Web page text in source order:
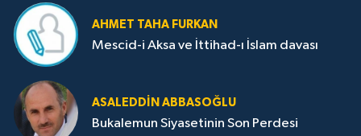
AHMET TAHA FURKAN
Mescid-i Aksa ve İttihad-ı İslam davası
ASALEDDIN ABBASOĞLU
Bukalemun Siyasetinin Son Perdesi